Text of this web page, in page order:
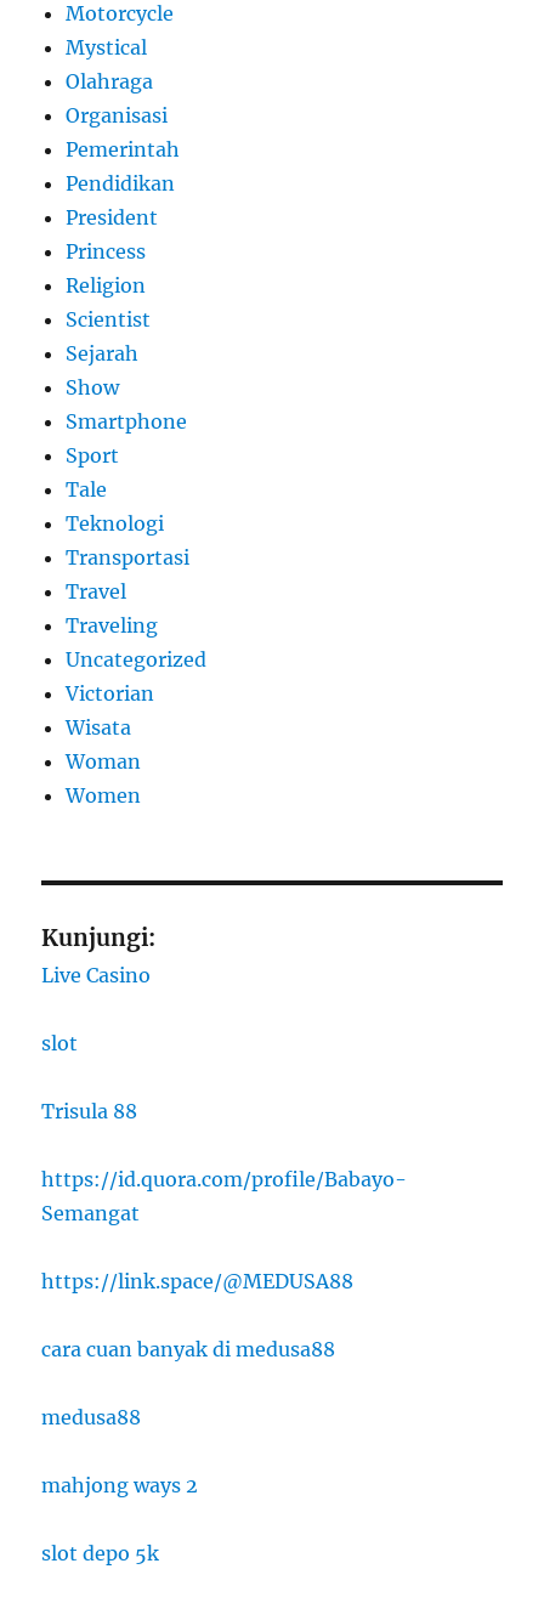
Motorcycle
Mystical
Olahraga
Organisasi
Pemerintah
Pendidikan
President
Princess
Religion
Scientist
Sejarah
Show
Smartphone
Sport
Tale
Teknologi
Transportasi
Travel
Traveling
Uncategorized
Victorian
Wisata
Woman
Women
Kunjungi:
Live Casino
slot
Trisula 88
https://id.quora.com/profile/Babayo-
Semangat
https://link.space/@MEDUSA88
cara cuan banyak di medusa88
medusa88
mahjong ways 2
slot depo 5k